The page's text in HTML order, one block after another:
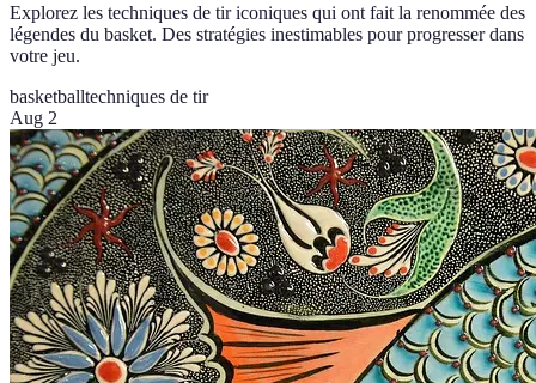
Explorez les techniques de tir iconiques qui ont fait la renommée des
légendes du basket. Des stratégies inestimables pour progresser dans
votre jeu.
basketballtechniques de tir
Aug 2